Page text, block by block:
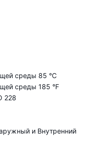
среды 85 °C
среды 185 °F
228
и Внутренний